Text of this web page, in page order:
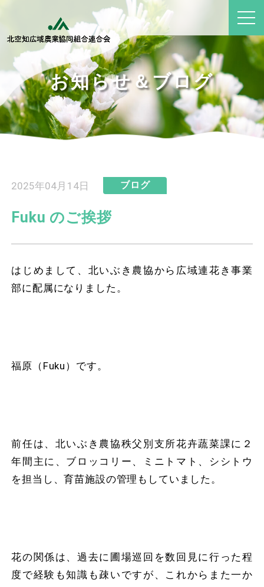
お知らせ＆ブログ
2025年04月14日 ブログ
Fuku のご挨拶
はじめまして、北いぶき農協から広域連花き事業
部に配属になりました。
福原（Fuku）です。
前任は、北いぶき農協秩父別支所花卉蔬菜課に２
年間主に、ブロッコリー、ミニトマト、シシトウ
を担当し、育苗施設の管理もしていました。
花の関係は、過去に圃場巡回を数回見に行った程
度で経験も知識も疎いですが、これからまた一か